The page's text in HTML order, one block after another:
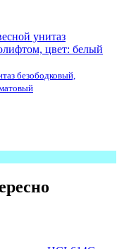
безободковый,